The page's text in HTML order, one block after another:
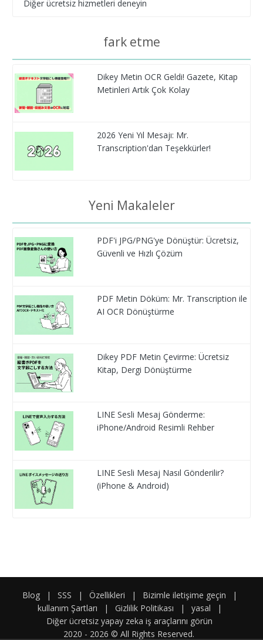
Diğer ücretsiz hizmetleri deneyin
fark etme
Dikey Metin OCR Geldi! Gazete, Kitap
Metinleri Artık Çok Kolay
2026 Yeni Yıl Mesajı: Mr.
Transcription'dan Teşekkürler!
Yeni Makaleler
PDF'i JPG/PNG'ye Dönüştür: Ücretsiz,
Güvenli ve Hızlı Çözüm
PDF Metin Döküm: Mr. Transcription ile
AI OCR Dönüştürme
Dikey PDF Metin Çevirme: Ücretsiz
Kitap, Dergi Dönüştürme
LINE Sesli Mesaj Gönderme:
iPhone/Android Resimli Rehber
LINE Sesli Mesaj Nasıl Gönderilir?
(iPhone & Android)
Blog | SSS | Özellikleri | Bizimle iletişime geçin
|
kullanım Şartları
| Gizlilik Politikası | yasal
|
Diğer ücretsiz yapay zeka iş araçlarını görün
2020 - 2026 © All Rights Reserved.